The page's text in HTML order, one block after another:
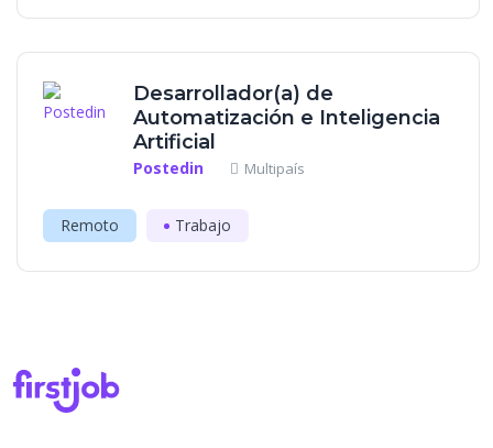
Desarrollador(a) de
Automatización e Inteligencia
Artificial
Postedin Multipaís
Remoto Trabajo